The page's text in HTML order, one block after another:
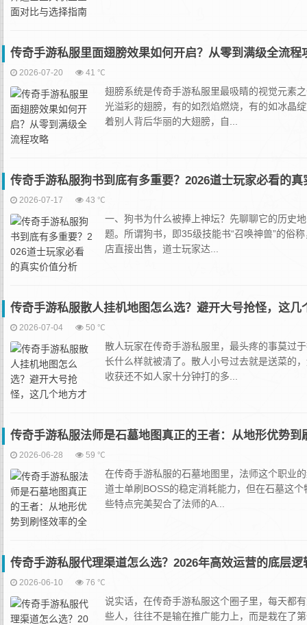
传奇手游私服里面翅膀效果如何开启？从零到满级全流程
2026-07-20 41 ℃
翅膀系统是传奇手游私服里最吸睛的视觉元素
光溢彩的翅膀，有的如烈焰燃烧，有的如冰晶
着别人背后华丽的大翅膀，自...
传奇手游私服狗书到底有多重要？2026道士玩家必看的真
2026-07-17 43 ℃
一、狗书为什么被捧上神坛？先聊聊它的历史
题。所谓狗书，即35级技能书“召唤神兽”的俗
店直接出售，道士玩家达...
传奇手游私服散人挂机地图怎么选？避开大号抢怪，这几
2026-07-04 50 ℃
散人玩家在传奇手游私服里，最头疼的事莫过
长什么样就被清了。散人小号过去就是送菜的
收获还不如人家十分钟打的多...
传奇手游私服法师是石墓地图真正的王者：从地形优势到
2026-06-28 59 ℃
在传奇手游私服的石墓地图里，法师这个职业
道士单刷BOSS的稳定消耗能力，但在石墓这
些特点完美契合了法师的A...
传奇手游私服代理渠道怎么选？2026年高效运营的底层逻
2026-06-10 76 ℃
说实话，在‌传奇手游私服‌这个圈子里，每天都
些人，往往不是输在推广能力上，而是栽在了